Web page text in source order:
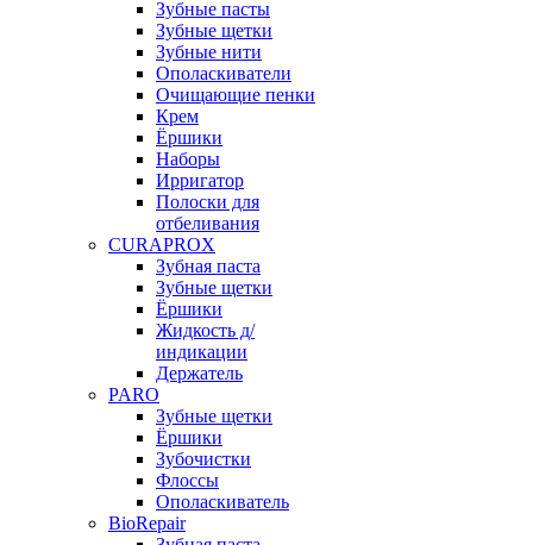
Зубные пасты
Зубные щетки
Зубные нити
Ополаскиватели
Очищающие пенки
Крем
Ёршики
Наборы
Ирригатор
Полоски для
отбеливания
CURAPROX
Зубная паста
Зубные щетки
Ёршики
Жидкость д/
индикации
Держатель
PARO
Зубные щетки
Ёршики
Зубочистки
Флоссы
Ополаскиватель
BioRepair